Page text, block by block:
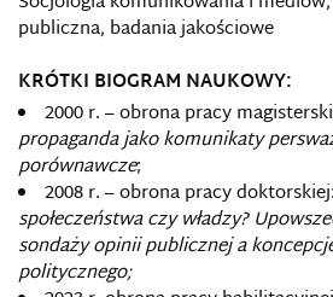
publiczna, badania jakościowe
KRÓTKI BIOGRAM NAUKOWY:
2000 r. – obrona pracy
propaganda jako komunikaty
porównawcze;
2008 r. – obrona pracy doktorskiej:
społeczeństwa czy władzy?
sondaży opinii publicznej a
politycznego;